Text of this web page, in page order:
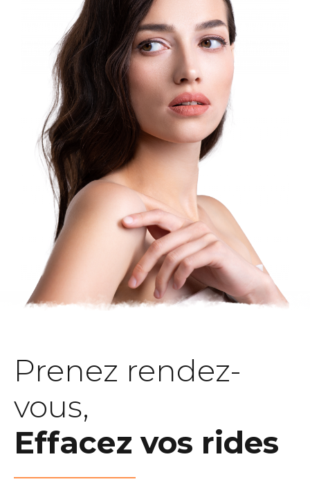
Prenez rendez-
vous,
Effacez vos rides